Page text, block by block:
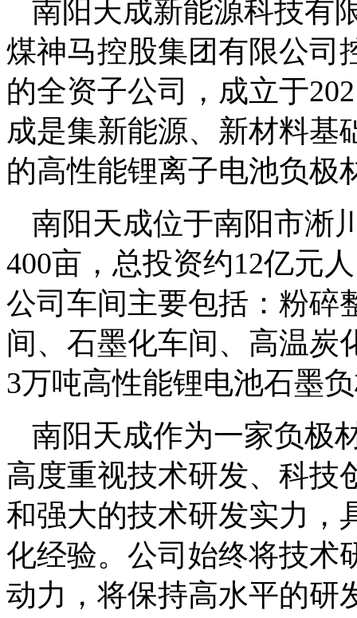
南阳天成新能源科技有
煤神马控股集团有限公司
的全资子公司，成立于
成是集新能源、新材料基
的高性能锂离子电池负极
南阳天成位于南阳市淅
400亩，总投资约12亿元
公司车间主要包括：粉碎
间、石墨化车间、高温炭
3万吨高性能锂电池石墨
南阳天成作为一家负极
高度重视技术研发、科技
和强大的技术研发实力，
化经验。公司始终将技术
动力，将保持高水平的研